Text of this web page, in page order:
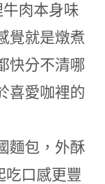
肉本身味
覺就是燉煮
快分不清哪
喜愛咖裡的
麵包，外酥
吃口感更豐